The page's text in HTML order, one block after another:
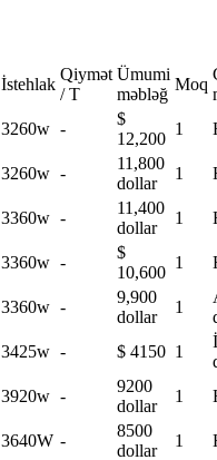
İstehlak
Qiymət
/ T
Ümumi
məbləğ
Moq
3260w -
$
12,200
1
3260w -
11,800
dollar
1
3360w -
11,400
dollar
1
3360w -
$
10,600
1
3360w -
9,900
dollar
1
3425w - $ 4150 1
3920w -
9200
dollar
1
3640W -
8500
dollar
1